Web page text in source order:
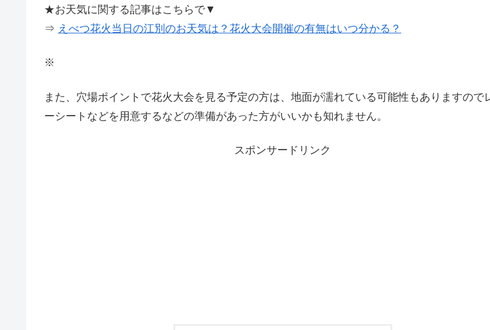
★お天気に関する記事はこちらで▼
⇒ えべつ花火当日の江別のお天気は？花火大会開催の有無はいつ分かる？
※
また、穴場ポイントで花火大会を見る予定の方は、地面が濡れている可能性もありますので
ーシートなどを用意するなどの準備があった方がいいかも知れません。
スポンサードリンク